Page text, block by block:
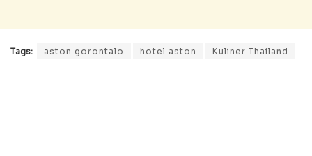
Tags: aston gorontalo hotel aston Kuliner Thailand